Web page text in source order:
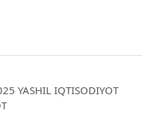
YASHIL IQTISODIYOT